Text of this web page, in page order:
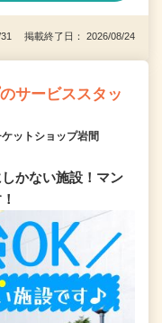
31 掲載終了日： 2026/08/24
サービススタッ
ットショップ岩間
かない施設！マン